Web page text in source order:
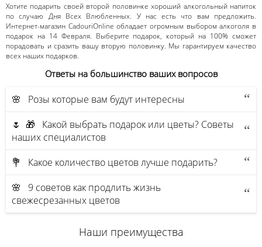
Хотите подарить своей второй половинке хороший алкогольный напиток
по случаю Дня Всех Влюбленных. У нас есть что вам предложить.
Интернет-магазин CadouriOnline обладает огромным выбором алкоголя в
подарок на 14 Февраля. Выберите подарок, который на 100% сможет
порадовать и сразить вашу вторую половинку. Мы гарантируем качество
всех наших подарков.
Ответы на большинство ваших вопросов
🌸 Розы которые вам будут интересны
🌷 🎁 Какой выбрать подарок или цветы? Советы
наших специалистов
💐 Какое количество цветов лучше подарить?
🌸 9 советов как продлить жизнь
свежесрезанных цветов
Наши преимущества